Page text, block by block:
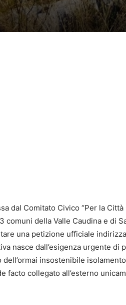
dal Comitato Civico “Per la Città
della Valle Caudina e di
una petizione ufficiale
nasce dall’esigenza urgente di
insostenibile
facto collegato all’esterno